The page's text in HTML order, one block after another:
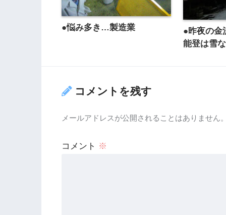
●悩み多き…製造業
●昨夜の金
能登は雪
コメントを残す
メールアドレスが公開されることはありません
コメント ※